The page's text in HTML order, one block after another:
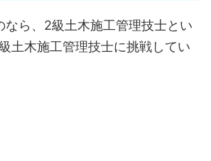
なら、2級土木施工管理技士とい
土木施工管理技士に挑戦してい